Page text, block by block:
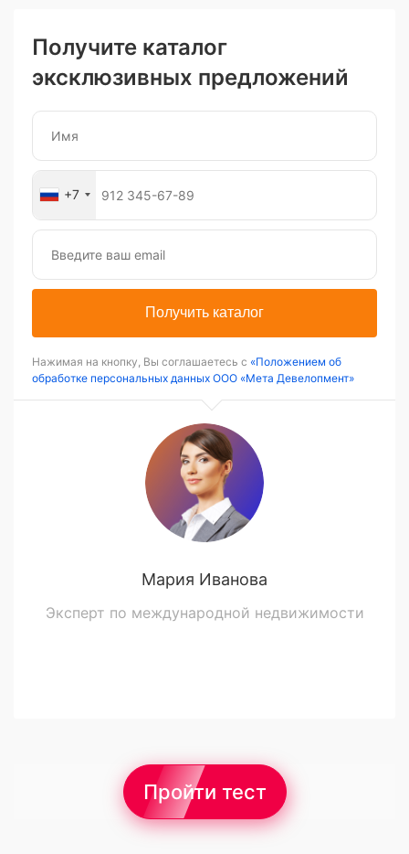
Получите каталог
эксклюзивных предложений
+7
Получить каталог
Нажимая на кнопку, Вы соглашаетесь с «Положением об
обработке персональных данных ООО «Мета Девелопмент»
Мария Иванова
Эксперт по международной недвижимости
Пройти тест